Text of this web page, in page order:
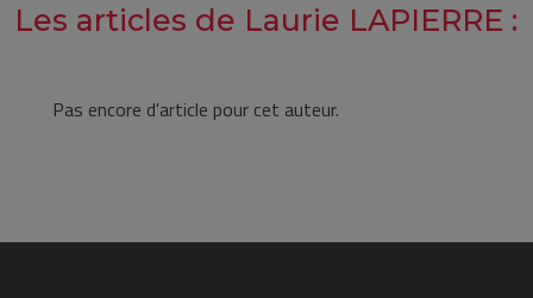
Les articles de Laurie LAPIERRE :
Pas encore d'article pour cet auteur.